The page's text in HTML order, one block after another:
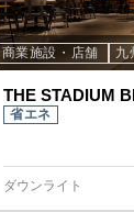
商業施設・店舗 九
THE STADIUM
省エネ
ダウンライト